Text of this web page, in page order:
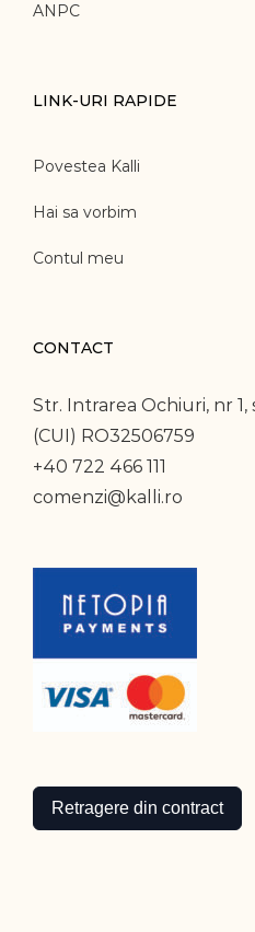
ANPC
LINK-URI RAPIDE
Povestea Kalli
Hai sa vorbim
Contul meu
CONTACT
Str. Intrarea Ochiuri, nr
(CUI) RO32506759
+40 722 466 111
comenzi@kalli.ro
Retragere din contract